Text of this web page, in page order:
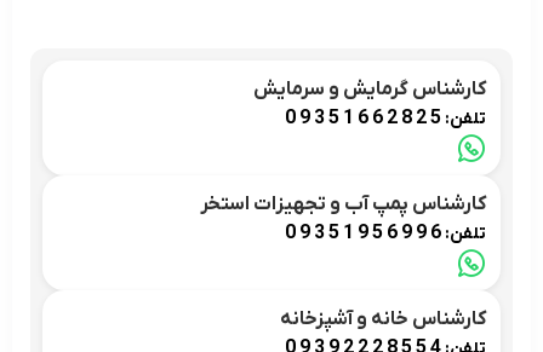
کارشناس گرمایش و سرمایش
تلفن: 09351662825
کارشناس پمپ آب و تجهیزات استخر
تلفن: 09351956996
کارشناس خانه و آشپزخانه